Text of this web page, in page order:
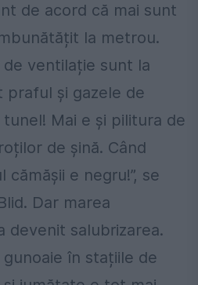
de acord că mai sunt
la metrou.
de ventilație sunt la
praful și gazele de
Mai e și pilitura de
de șină. Când
cămășii e negru!”, se
Dar marea
devenit salubrizarea.
în stațiile de